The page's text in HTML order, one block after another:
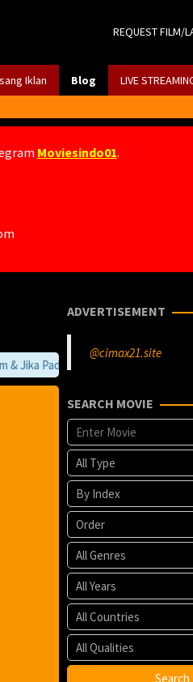
REQUEST FILM/
Iklan Blog LIVE
Moviesindo01.
Pada Film kesayangan anda
ADVERTISEMENT
@cimax21.site
SEARCH MOVIE